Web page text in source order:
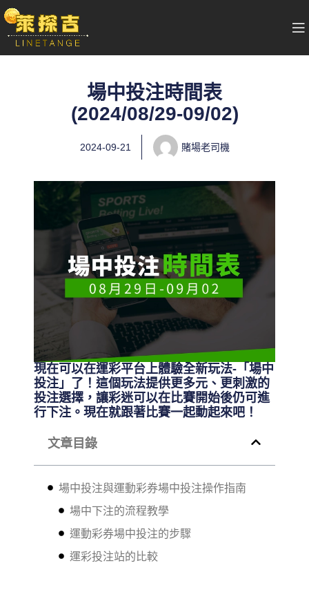
場中投注時間表
(2024/08/29-09/02)
2024-09-21 賭場老司機
現在可以在運彩平台上體驗全新玩法-「場中
投注」了！這個玩法提供更多元、更刺激的
投注選擇，讓彩迷可以在比賽開始後仍可進
行下注。現在就跟著比賽一起動起來吧！
文章目錄
場中投注與運動彩券場中投注操作指南
場中下注的流程教學
運動彩券場中投注的步驟
運彩投注站的比較